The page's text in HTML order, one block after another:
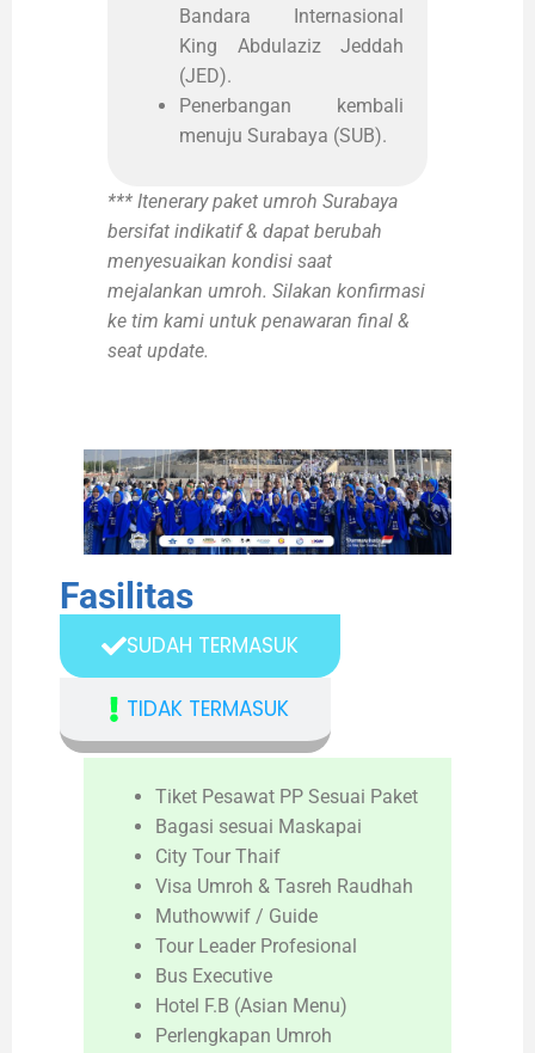
Bandara Internasional
King Abdulaziz Jeddah
(JED).
Penerbangan kembali
menuju Surabaya (SUB).
*** Itenerary paket umroh Surabaya
bersifat indikatif & dapat berubah
menyesuaikan kondisi saat
mejalankan umroh. Silakan konfirmasi
ke tim kami untuk penawaran final &
seat update.
Fasilitas
SUDAH TERMASUK
TIDAK TERMASUK
Tiket Pesawat PP Sesuai Paket
Bagasi sesuai Maskapai
City Tour Thaif
Visa Umroh & Tasreh Raudhah
Muthowwif / Guide
Tour Leader Profesional
Bus Executive
Hotel F.B (Asian Menu)
Perlengkapan Umroh